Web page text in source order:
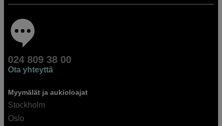
024 809 38 00
Ota yhteyttä
Myymälät ja aukioloajat
Stockholm
Oslo